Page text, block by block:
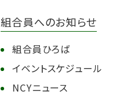
組合員へのお知らせ
組合員ひろば
イベントスケジュール
NCYニュース